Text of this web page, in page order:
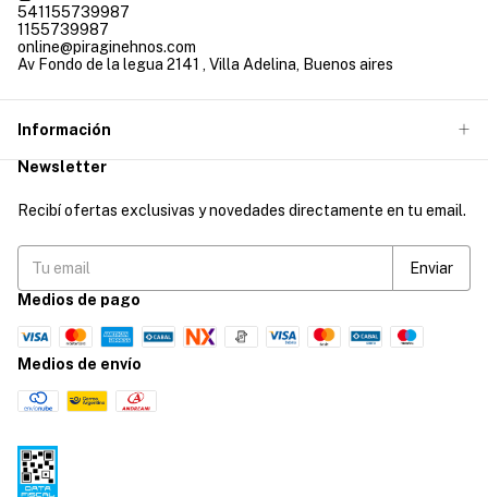
541155739987
1155739987
online@piraginehnos.com
Av Fondo de la legua 2141 , Villa Adelina, Buenos aires
Información
Newsletter
Recibí ofertas exclusivas y novedades directamente en tu email.
Medios de pago
Medios de envío